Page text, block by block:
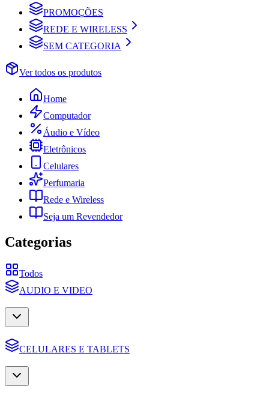
PROMOÇÕES
REDE E WIRELESS
SEM CATEGORIA
Ver todos os produtos
Home
Computador
Áudio e Vídeo
Eletrônicos
Celulares
Perfumaria
Rede e Wireless
Seja um Revendedor
Categorias
Todos
AUDIO E VIDEO
CELULARES E TABLETS